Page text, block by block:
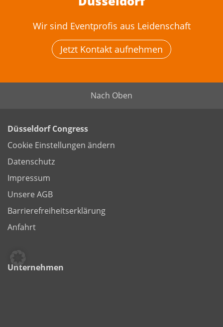
Wir sind Eventprofis aus Leidenschaft
Jetzt Kontakt aufnehmen
Nach Oben
Düsseldorf Congress
Cookie Einstellungen ändern
Datenschutz
Impressum
Unsere AGB
Barrierefreiheitserklärung
Anfahrt
Unternehmen